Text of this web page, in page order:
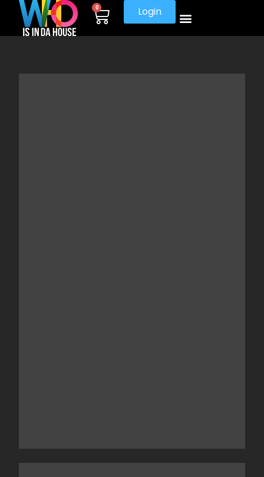
0 Login